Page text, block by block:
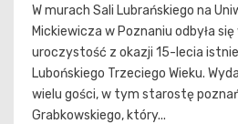
W murach Sali Lubrańskiego na
Mickiewicza w Poznaniu odbyła
uroczystość z okazji 15-lecia
Lubońskiego Trzeciego Wieku.
wielu gości, w tym starostę
Grabkowskiego, który...